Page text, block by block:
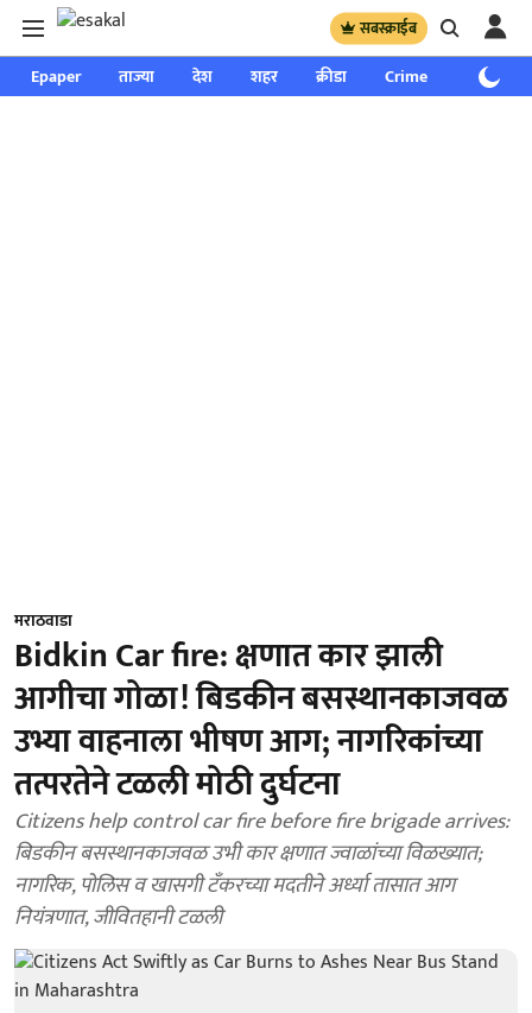
सबस्क्राईब
Epaper ताज्या देश शहर क्रीडा Crime साप्ताहिक
मराठवाडा
Bidkin Car fire: क्षणात कार झाली
आगीचा गोळा! बिडकीन बसस्थानकाजवळ
उभ्या वाहनाला भीषण आग; नागरिकांच्या
तत्परतेने टळली मोठी दुर्घटना
Citizens help control car fire before fire brigade arrives:
बिडकीन बसस्थानकाजवळ उभी कार क्षणात ज्वाळांच्या विळख्यात;
नागरिक, पोलिस व खासगी टँकरच्या मदतीने अर्ध्या तासात आग
नियंत्रणात, जीवितहानी टळली